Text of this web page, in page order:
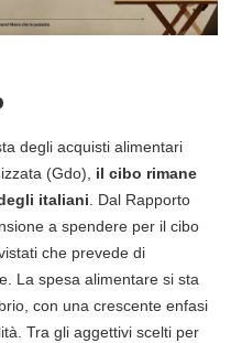
degli acquisti alimentari
(Gdo), il cibo rimane
italiani . Dal Rapporto
a spendere per il cibo
che prevede di
La spesa alimentare si sta
con una crescente enfasi
Tra gli aggettivi scelti per